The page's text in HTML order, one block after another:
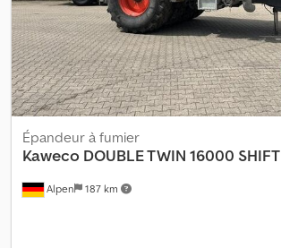
Alpen 187 km
Épandeur à fumier
Kaweco DOUBLE TWIN 16000 SHIFT